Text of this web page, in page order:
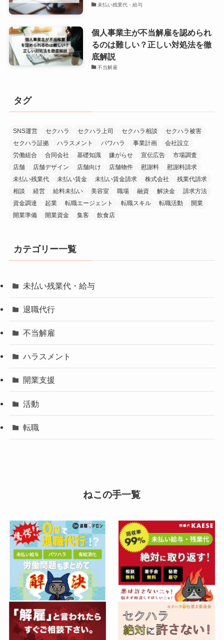
未払い残業代・給与
個人事業主が不当解雇を認められ
るのは難しい？正しい対処法を徹
底解説
不当解雇
タグ
SNS運営 セクハラ セクハラ上司 セクハラ相談
セクハラ被害
セクハラ証拠
ハラスメント パワハラ 事業計画
会社設立
労働組合
合同会社 基礎知識 嫌がらせ 宣伝広告
市場調査
店舗
店舗デザイン 店舗向け 店舗物件 慰謝料
慰謝料請求
未払い残業代
未払い賃金 未払い賃金請求 株式会社
残業代請求
相談
経営 給料未払い 美容室 職場 融資 解決金
請求方法
資金調達
起業 転職エージェント 転職スキル 転職活動
開業
開業準備
開業資金 集客 飲食店
カテゴリー一覧
未払い残業代・給与
退職代行
不当解雇
ハラスメント
開業支援
活動
転職
ねこの手一覧